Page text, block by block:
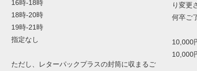
16時-18時
18時-20時
19時-21時
指定なし
ただし、レターパックプラスの封筒に収まるご
り変更
何卒ご
10,000
10,000